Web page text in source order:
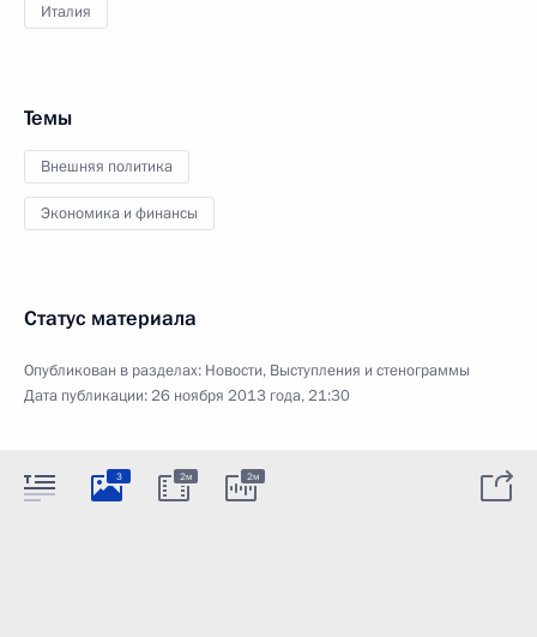
Италия
Темы
Внешняя политика
Экономика и финансы
Статус материала
Опубликован в разделах: Новости, Выступления и стенограммы
Дата публикации:26 ноября 2013 года, 21:30
3 2м 2м